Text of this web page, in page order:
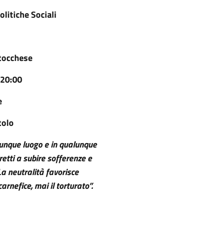
Sociali
luogo e in qualunque
a subire sofferenze e
neutralità favorisce
mai il torturato”.